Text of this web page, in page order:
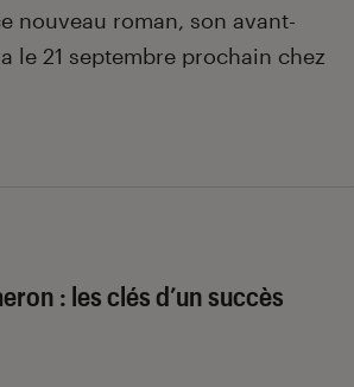
nouveau roman, son avant-
le 21 septembre prochain chez
: les clés d’un succès